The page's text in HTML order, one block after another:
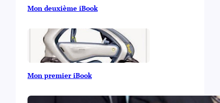
Mon deuxième iBook
Mon premier iBook